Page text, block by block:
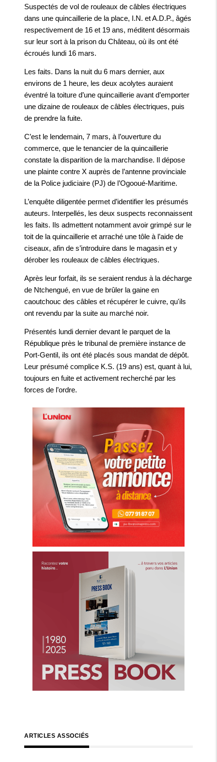
Suspectés de vol de rouleaux de câbles électriques
dans une quincaillerie de la place, I.N. et A.D.P., âgés
respectivement de 16 et 19 ans, méditent désormais
sur leur sort à la prison du Château, où ils ont été
écroués lundi 16 mars.
Les faits. Dans la nuit du 6 mars dernier, aux
environs de 1 heure, les deux acolytes auraient
éventré la toiture d’une quincaillerie avant d’emporter
une dizaine de rouleaux de câbles électriques, puis
de prendre la fuite.
C’est le lendemain, 7 mars, à l’ouverture du
commerce, que le tenancier de la quincaillerie
constate la disparition de la marchandise. Il dépose
une plainte contre X auprès de l’antenne provinciale
de la Police judiciaire (PJ) de l’Ogooué-Maritime.
L’enquête diligentée permet d’identifier les présumés
auteurs. Interpellés, les deux suspects reconnaissent
les faits. Ils admettent notamment avoir grimpé sur le
toit de la quincaillerie et arraché une tôle à l’aide de
ciseaux, afin de s’introduire dans le magasin et y
dérober les rouleaux de câbles électriques.
Après leur forfait, ils se seraient rendus à la décharge
de Ntchengué, en vue de brûler la gaine en
caoutchouc des câbles et récupérer le cuivre, qu'ils
ont revendu par la suite au marché noir.
Présentés lundi dernier devant le parquet de la
République près le tribunal de première instance de
Port-Gentil, ils ont été placés sous mandat de dépôt.
Leur présumé complice K.S. (19 ans) est, quant à lui,
toujours en fuite et activement recherché par les
forces de l’ordre.
ARTICLES ASSOCIÉS